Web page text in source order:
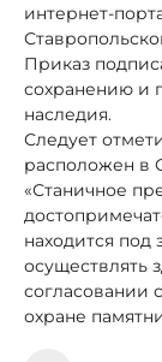
интернет-
Приказ
сохранению и
наследия.
Следует
расположен в
«Станичное
находится под
осуществлять
согласовании
охране